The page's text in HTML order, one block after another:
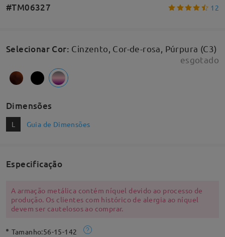
#TM06327 12
Selecionar Cor: Cinzento, Cor-de-rosa, Púrpura (C3)
esgotado
Dimensões
L Guia de Dimensões
Especificação
A armação metálica contém níquel devido ao processo de
produção. Os clientes com histórico de alergia ao níquel
devem ser cautelosos ao comprar.
Tamanho:56-15-142